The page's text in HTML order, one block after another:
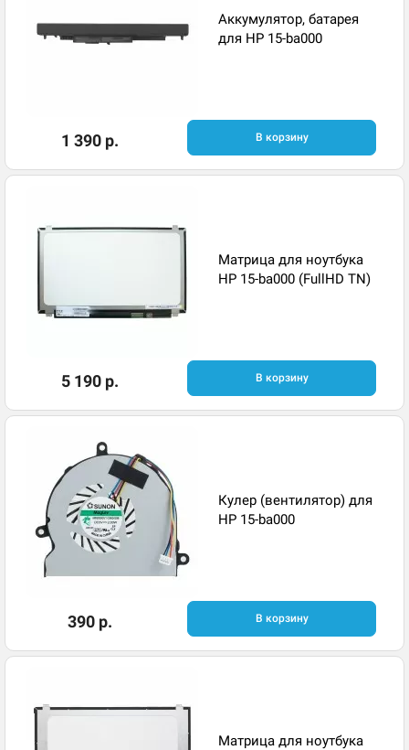
Аккумулятор, батарея
для HP 15-ba000
1 390 р. В корзину
Матрица для ноутбука
HP 15-ba000 (FullHD TN)
5 190 р. В корзину
Кулер (вентилятор) для
HP 15-ba000
390 р. В корзину
Матрица для ноутбука